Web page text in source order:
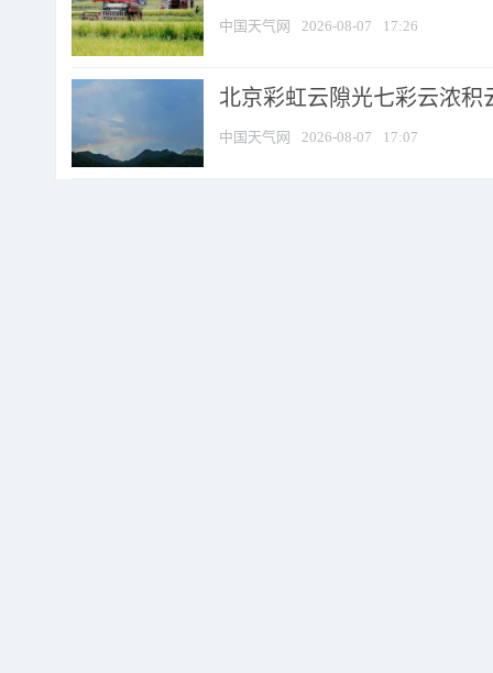
中国天气网 2026-08-07 17:26
北京彩虹云隙光七彩云浓积
中国天气网 2026-08-07 17:07